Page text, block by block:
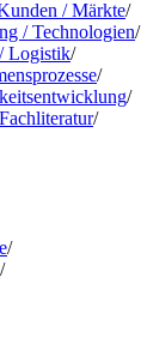
/ Märkte/
/ Technologien/
Logistik/
/
/
/
/
/